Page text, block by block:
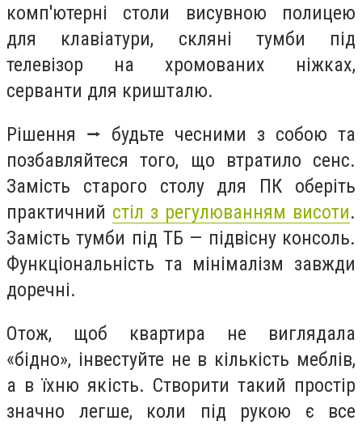
комп'ютерні столи висувною полицею
для клавіатури, скляні тумби під
телевізор на хромованих ніжках,
серванти для кришталю.
Рішення ⭢ будьте чесними з собою та
позбавляйтеся того, що втратило сенс.
Замість старого столу для ПК оберіть
практичний стіл з регулюванням висоти.
Замість тумби під ТБ — підвісну консоль.
Функціональність та мінімалізм завжди
доречні.
Отож, щоб квартира не виглядала
«бідно», інвестуйте не в кількість меблів,
а в їхню якість. Створити такий простір
значно легше, коли під рукою є все